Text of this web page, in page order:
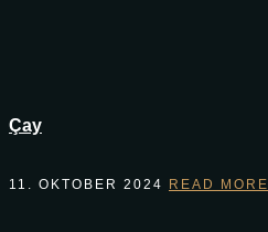
Çay
11. OKTOBER 2024 READ MORE